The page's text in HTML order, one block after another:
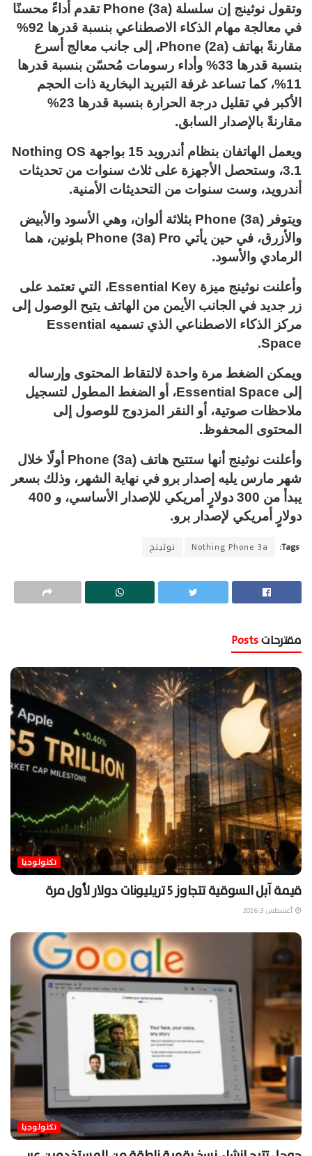
وتقول نوثينج إن سلسلة Phone (3a) تقدم أداءً محسنًا
في معالجة مهام الذكاء الاصطناعي بنسبة قدرها 92%
مقارنةً بهاتف Phone (2a)، إلى جانب معالج أسرع
بنسبة قدرها 33% وأداء رسومات مُحسّن بنسبة قدرها
11%، كما تساعد غرفة التبريد البخارية ذات الحجم
الأكبر في تقليل درجة الحرارة بنسبة قدرها 23%
مقارنةً بالإصدار السابق.
ويعمل الهاتفان بنظام أندرويد 15 بواجهة Nothing OS
3.1، وستحصل الأجهزة على ثلاث سنوات من تحديثات
أندرويد، وست سنوات من التحديثات الأمنية.
ويتوفر Phone (3a) بثلاثة ألوان، وهي الأسود والأبيض
والأزرق، في حين يأتي Phone (3a) Pro بلونين، هما
الرمادي والأسود.
وأعلنت نوثينج ميزة Essential Key، التي تعتمد على
زر جديد في الجانب الأيمن من الهاتف يتيح الوصول إلى
مركز الذكاء الاصطناعي الذي تسميه Essential
Space.
ويمكن الضغط مرة واحدة لالتقاط المحتوى وإرساله
إلى Essential Space، أو الضغط المطول لتسجيل
ملاحظات صوتية، أو النقر المزدوج للوصول إلى
المحتوى المحفوظ.
وأعلنت نوثينج أنها ستتيح هاتف Phone (3a) أولًا خلال
شهر مارس يليه إصدار برو في نهاية الشهر، وذلك بسعر
يبدأ من 300 دولارٍ أمريكي للإصدار الأساسي، و 400
دولارٍ أمريكي لإصدار برو.
Tags:
Nothing Phone 3a نوثينج
مقترحات
تكنولوجيا
قيمة آبل السوقية تتجاوز 5 تريليونات دولار لأول مرة
أغسطس 3, 2026
تكنولوجيا